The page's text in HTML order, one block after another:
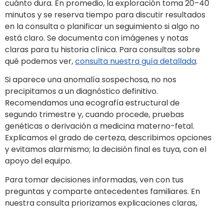
cuánto dura. En promedio, la exploración toma 20–40
minutos y se reserva tiempo para discutir resultados
en la consulta o planificar un seguimiento si algo no
está claro. Se documenta con imágenes y notas
claras para tu historia clínica. Para consultas sobre
qué podemos ver,consulta nuestra guía detallada.
Si aparece una anomalía sospechosa, no nos
precipitamos a un diagnóstico definitivo.
Recomendamos una ecografía estructural de
segundo trimestre y, cuando procede, pruebas
genéticas o derivación a medicina materno-fetal.
Explicamos el grado de certeza, describimos opciones
y evitamos alarmismo; la decisión final es tuya, con el
apoyo del equipo.
Para tomar decisiones informadas, ven con tus
preguntas y comparte antecedentes familiares. En
nuestra consulta priorizamos explicaciones claras,